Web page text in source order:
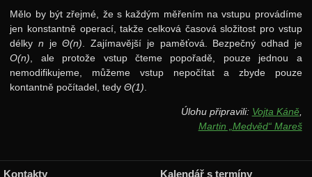
Mělo by být zřejmé, že s každým měřením na vstupu provádíme
jen konstantně operací, takže celková časová složitost pro vstup
délkyn jeΘ(n) . Zajímavější je paměťová. Bezpečný odhad je
O(n) , ale protože vstup čteme popořadě, pouze jednou a
nemodifikujeme, můžeme vstup nepočítat a zbyde pouze
kontantně počítadel, tedyΘ(1)
Úlohu připravili: Vojta Káně,
Martin „Medvěd“ Mareš
Kontakty Kalendář s termíny